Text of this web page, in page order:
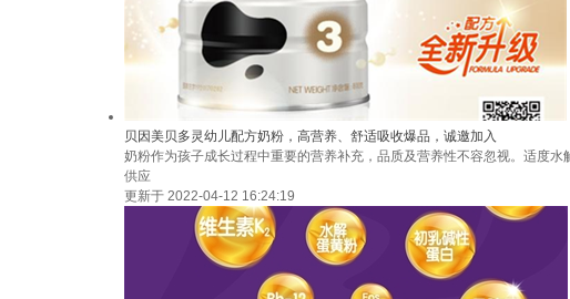
贝因美贝多灵幼儿配方奶粉，高营养、舒适吸收爆品，诚邀加入
奶粉作为孩子成长过程中重要的营养补充，品质及营养性不容忽视。适度
供应
更新于 2022-04-12 16:24:19